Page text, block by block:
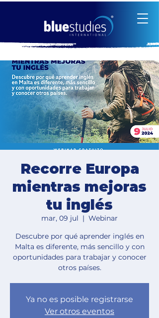
Recorre Europa
mientras mejoras
tu inglés
mar, 09 jul
  |
Webinar
Descubre por qué aprender inglés en
Malta es diferente, más sencillo y con
oportunidades para trabajar y conocer
otros países.
Ya no es posible registrarse
Ver otros eventos